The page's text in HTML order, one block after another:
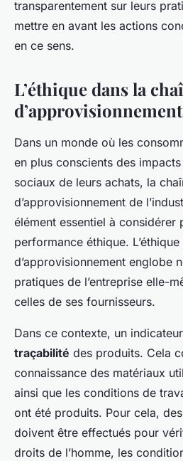
transparentement sur leurs
mettre en avant les actions
en ce sens.
L’éthique dans la
Dans un monde où les
en plus conscients des
sociaux de leurs achats, la
d’approvisionnement de
élément essentiel à considérer
performance éthique.
d’approvisionnement englobe
pratiques de l’entreprise elle-
celles de ses fournisseurs.
Dans ce contexte, un
traçabilité des produits. Cela
connaissance des matériaux
ainsi que les conditions de
ont été produits. Pour cela,
doivent être effectués pour
droits de l’homme, les